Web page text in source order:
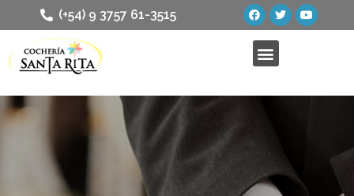
(+54) 9 3757 61-3515